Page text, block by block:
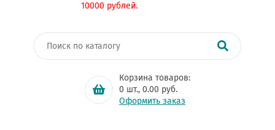
10000 рублей.
Корзина товаров:
0 шт., 0.00 руб.
Оформить заказ